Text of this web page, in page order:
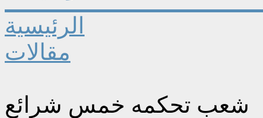
الرئيسية
مقالات
شعب تحكمه خمس شرائع